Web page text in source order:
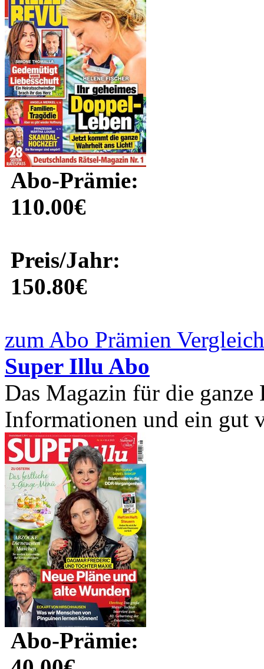
Abo-Prämie:
110.00€
Preis/Jahr:
150.80€
zum Abo Prämien
Super Illu Abo
Das Magazin für die
Informationen und ein gut
Abo-Prämie: